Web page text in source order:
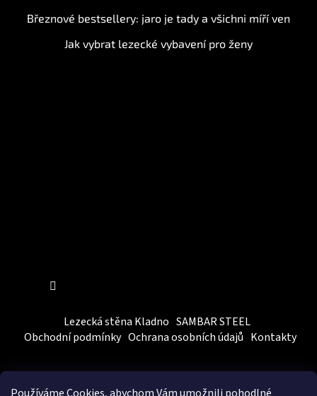
Březnové bestsellery: jaro je tady a všichni míří ven
Jak vybrat lezecké vybavení pro ženy
Lezecká stěna Kladno SAMBAR STEEL
Obchodní podmínky Ochrana osobních údajů Kontakty